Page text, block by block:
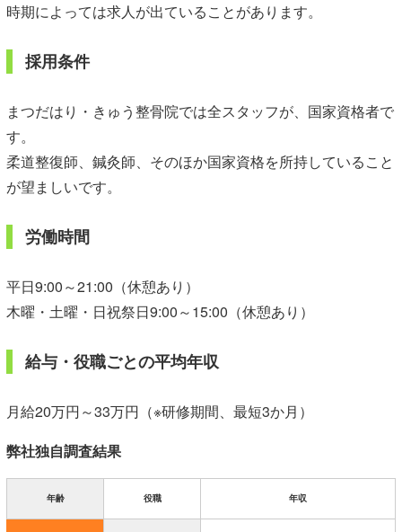
時期によっては求人が出ていることがあります。
採用条件
まつだはり・きゅう整骨院では全スタッフが、国家資格者で
す。
柔道整復師、鍼灸師、そのほか国家資格を所持していること
が望ましいです。
労働時間
平日9:00～21:00（休憩あり）
木曜・土曜・日祝祭日9:00～15:00（休憩あり）
給与・役職ごとの平均年収
月給20万円～33万円（※研修期間、最短3か月）
弊社独自調査結果
年齢 役職 年収